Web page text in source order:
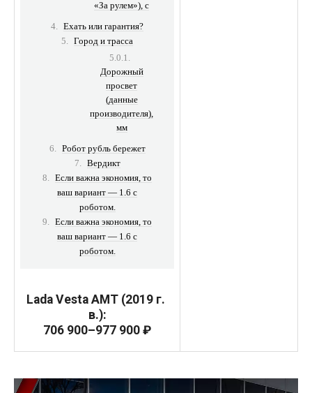
«За рулем»), с
Ехать или гарантия?
Город и трасса
Дорожный
просвет
(данные
производителя),
мм
Робот рубль бережет
Вердикт
Если важна экономия, то
ваш вариант — 1.6 с
роботом.
Если важна экономия, то
ваш вариант — 1.6 с
роботом.
Lada Vesta АМТ (2019 г.
в.):
706 900–977 900 ₽